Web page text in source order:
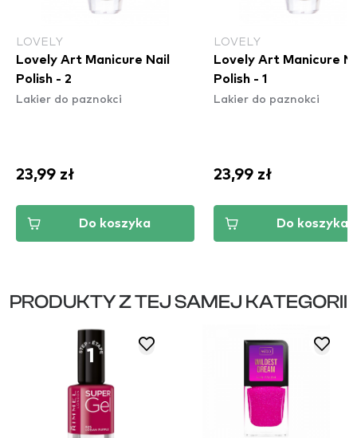
LOVELY
Lovely Art Manicure Nail
Polish - 2
Lakier do paznokci
23,99 zł
Do koszyka
LOVELY
Lovely Art Manicure
Polish - 1
Lakier do paznokci
23,99 zł
Do koszyka
PRODUKTY Z TEJ SAMEJ KATEGORII